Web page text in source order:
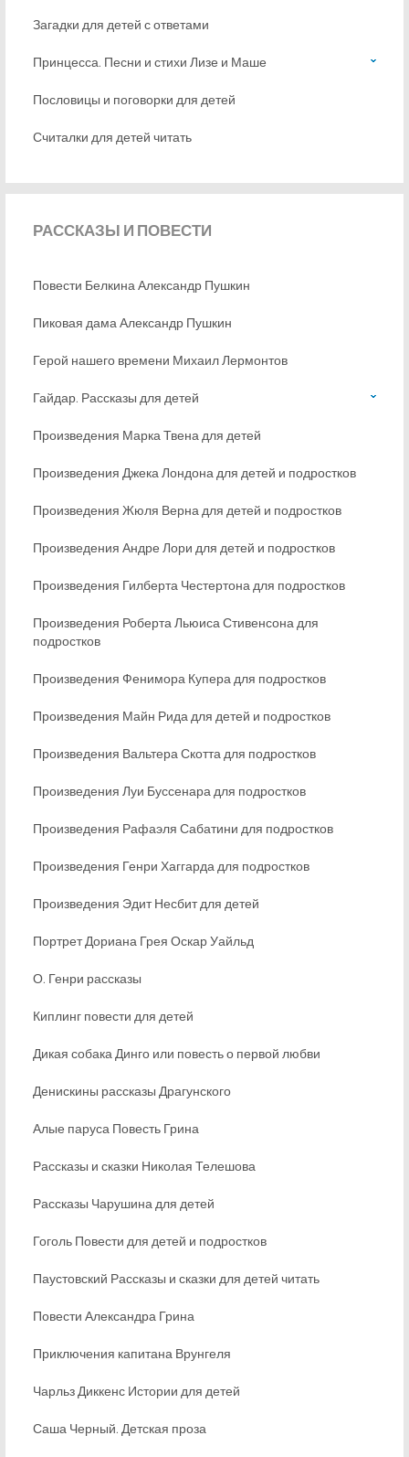
Загадки для детей с ответами
Принцесса. Песни и стихи Лизе и Маше
Пословицы и поговорки для детей
Считалки для детей читать
РАССКАЗЫ И ПОВЕСТИ
Повести Белкина Александр Пушкин
Пиковая дама Александр Пушкин
Герой нашего времени Михаил Лермонтов
Гайдар. Рассказы для детей
Произведения Марка Твена для детей
Произведения Джека Лондона для детей и подростков
Произведения Жюля Верна для детей и подростков
Произведения Андре Лори для детей и подростков
Произведения Гилберта Честертона для подростков
Произведения Роберта Льюиса Стивенсона для
подростков
Произведения Фенимора Купера для подростков
Произведения Майн Рида для детей и подростков
Произведения Вальтера Скотта для подростков
Произведения Луи Буссенара для подростков
Произведения Рафаэля Сабатини для подростков
Произведения Генри Хаггарда для подростков
Произведения Эдит Несбит для детей
Портрет Дориана Грея Оскар Уайльд
О. Генри рассказы
Киплинг повести для детей
Дикая собака Динго или повесть о первой любви
Денискины рассказы Драгунского
Алые паруса Повесть Грина
Рассказы и сказки Николая Телешова
Рассказы Чарушина для детей
Гоголь Повести для детей и подростков
Паустовский Рассказы и сказки для детей читать
Повести Александра Грина
Приключения капитана Врунгеля
Чарльз Диккенс Истории для детей
Саша Черный. Детская проза